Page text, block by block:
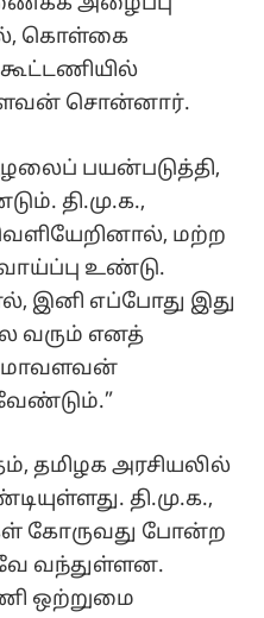
கொள்கை
கூட்டணியில்
சொன்னார்.
பயன்படுத்தி,
தி.மு.க.,
மற்ற
உண்டு.
இனி எப்போது இது
வரும் எனத்
தமிழக அரசியலில்
தி.மு.க.,
கோருவது போன்ற
வந்துள்ளன.
ஒற்றுமை